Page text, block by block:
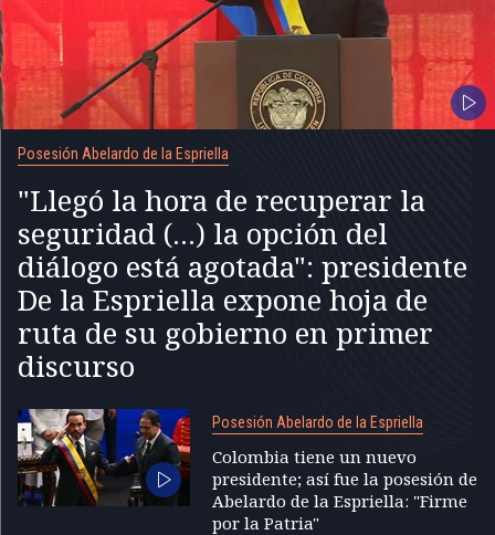
Posesión Abelardo de la Espriella
"Llegó la hora de recuperar la
seguridad (...) la opción del
diálogo está agotada": presidente
De la Espriella expone hoja de
ruta de su gobierno en primer
discurso
Posesión Abelardo de la Espriella
Colombia tiene un nuevo
presidente; así fue la posesión de
Abelardo de la Espriella: "Firme
por la Patria"